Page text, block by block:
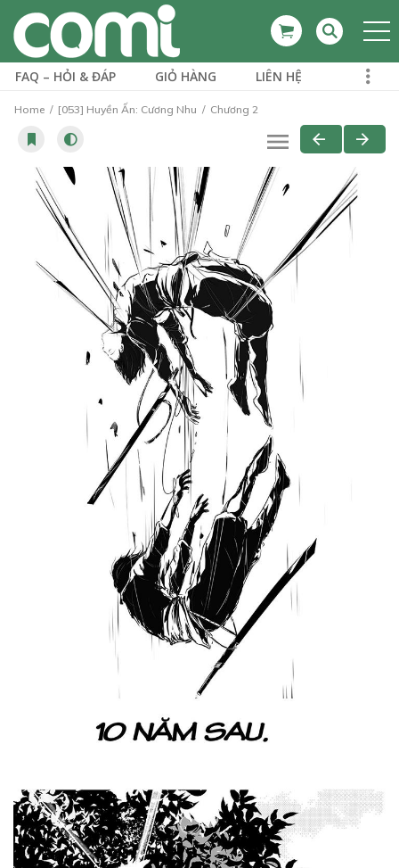
FAQ – HỎI & ĐÁP GIỎ HÀNG LIÊN HỆ
Home [053] Huyền Ấn: Cương Nhu Chương 2